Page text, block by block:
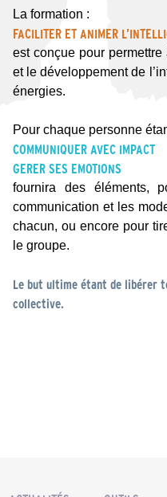
La formation :
FACILITER ET ANIMER
est conçue pour
et le développement de
énergies.
Pour chaque personne
COMMUNIQUER AVEC IMPACT
GERER SES EMOTIONS
fournira des éléments,
communication et les
chacun, ou encore pour
le groupe.
Le but ultime étant de libérer
collective.